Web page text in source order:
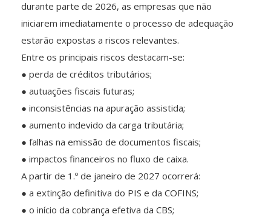
durante parte de 2026, as empresas que não
iniciarem imediatamente o processo de adequação
estarão expostas a riscos relevantes.
Entre os principais riscos destacam-se:
● perda de créditos tributários;
● autuações fiscais futuras;
● inconsistências na apuração assistida;
● aumento indevido da carga tributária;
● falhas na emissão de documentos fiscais;
● impactos financeiros no fluxo de caixa.
A partir de 1.º de janeiro de 2027 ocorrerá:
● a extinção definitiva do PIS e da COFINS;
● o início da cobrança efetiva da CBS;